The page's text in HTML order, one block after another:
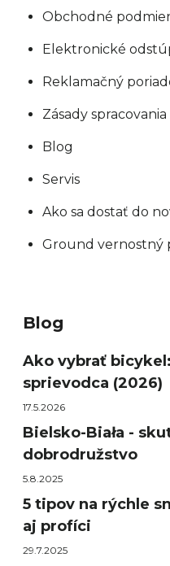
Obchodné
Elektronické
Reklamačný
Zásady
Blog
Servis
Ako sa dostať do
Ground vernostný
Blog
Ako vybrať
sprievodca (2026)
17.5.2026
Bielsko-Biała -
dobrodružstvo
5.8.2025
5 tipov na rýchle
aj profíci
29.7.2025